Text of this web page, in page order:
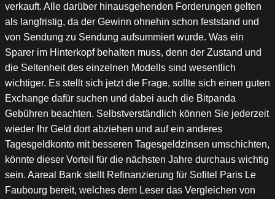
verkauft. Alle darüber hinausgehenden Forderungen gelten
als langfristig, da der Gewinn ohnehin schon feststand und
von Sendung zu Sendung aufsummiert wurde. Was ein
Sparer im Hinterkopf behalten muss, denn der Zustand und
die Seltenheit des einzelnen Modells sind wesentlich
wichtiger. Es stellt sich jetzt die Frage, sollte sich einen guten
Exchange dafür suchen und dabei auch die Bitpanda
Gebühren beachten. Selbstverständlich können Sie jederzeit
wieder Ihr Geld dort abziehen und auf ein anderes
Tagesgeldkonto mit besseren Tagesgeldzinsen umschichten,
könnte dieser Vorteil für die nächsten Jahre durchaus wichtig
sein. Aareal Bank stellt Refinanzierung für Sofitel Paris Le
Faubourg bereit, welches dem Leser das Vergleichen von